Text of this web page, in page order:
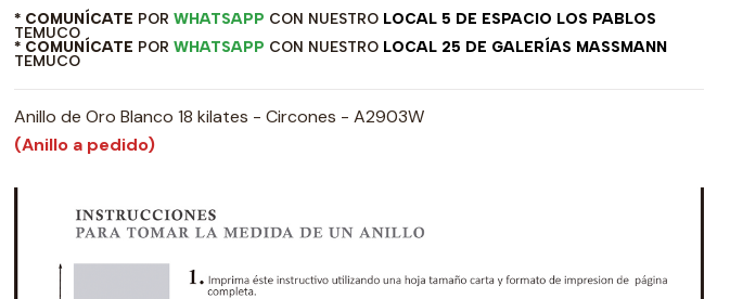
* COMUNÍCATE POR WHATSAPP CON NUESTRO LOCAL 5 DE ESPACIO LOS PABLOS
TEMUCO
* COMUNÍCATE POR WHATSAPP CON NUESTRO LOCAL 25 DE GALERÍAS MASSMANN
TEMUCO
Anillo de Oro Blanco 18 kilates - Circones - A2903W
(Anillo a pedido)